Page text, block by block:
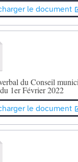
le document
du Conseil
du 1er Février 2022
le document